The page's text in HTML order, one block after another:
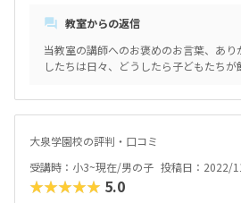
たくさんしている点が良いなと思いました
ターなどを使ってプログラミングを学べる
とは入会特典でロボットが1台もらえたこ
クやバッグなどにつけて喜んでいます。車
に止められるといいなと思いました。交差
しまうので難しいのですが。雨の日など車
の前に止められたらうれしいなと。特にあ
もと向き合ってくださるとてもいい先生方
ト、ドローンなどを使うカリキュラムもオ
的でした。他のロボットプログラミングス
とても好きです。おそらくこちらの教室の
かく子供が飽きないようにカリキュラムが
者の参加もOKなので、親としても子ども
ついていることを感じられる機会になりま
レンジ色のかわいらしいロボットで、“勉
く子どもたちに感じさせないように、独創
ュラムです。それに、ロボットも何種類も
ットだけではなくって、ドローンにプログ
教室からの返信
当教室の講師へのお褒めのお言葉、あり
したちは日々、どうしたら子どもたちが
大泉学園校の評判・口コミ
受講時：小3~現在/男の子 投稿日：2022/
★★★★★ 5.0